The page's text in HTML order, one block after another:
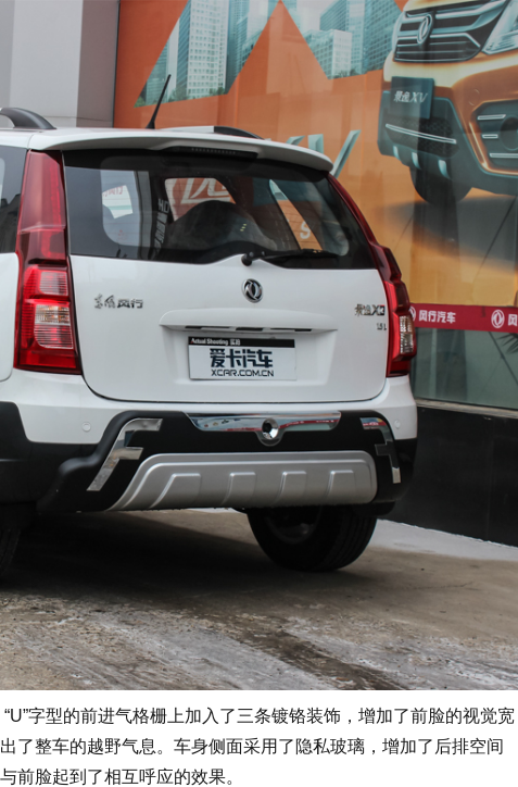
字型的前进气格栅上加入了三条镀铬装饰，增加了前脸的视觉宽
了整车的越野气息。车身侧面采用了隐私玻璃，增加了后排空间
前脸起到了相互呼应的效果。